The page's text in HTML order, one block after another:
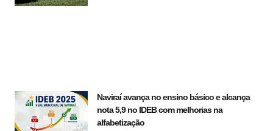
Naviraí avança no ensino básico e alcança
nota 5,9 no IDEB com melhorias na
alfabetização